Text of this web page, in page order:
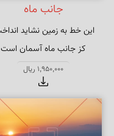
جانب ماه
کز جانب ماه آسمان است
1,950,000 ریال